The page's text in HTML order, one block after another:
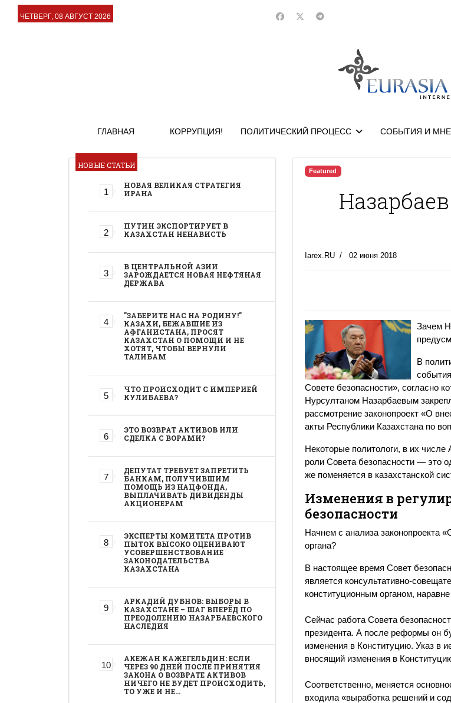
ЧЕТВЕРГ, 08 АВГУСТ 2026
ГЛАВНАЯ КОРРУПЦИЯ! ПОЛИТИЧЕСКИЙ ПРОЦЕСС СОБЫТИЯ И
НОВЫЕ СТАТЬИ
НОВАЯ ВЕЛИКАЯ СТРАТЕГИЯ
ИРАНА
ПУТИН ЭКСПОРТИРУЕТ В
КАЗАХСТАН НЕНАВИСТЬ
В ЦЕНТРАЛЬНОЙ АЗИИ
ЗАРОЖДАЕТСЯ НОВАЯ НЕФТЯНАЯ
ДЕРЖАВА
"ЗАБЕРИТЕ НАС НА РОДИНУ!"
КАЗАХИ, БЕЖАВШИЕ ИЗ
АФГАНИСТАНА, ПРОСЯТ
КАЗАХСТАН О ПОМОЩИ И НЕ
ХОТЯТ, ЧТОБЫ ВЕРНУЛИ
ТАЛИБАМ
ЧТО ПРОИСХОДИТ С ИМПЕРИЕЙ
КУЛИБАЕВА?
ЭТО ВОЗВРАТ АКТИВОВ ИЛИ
СДЕЛКА С ВОРАМИ?
ДЕПУТАТ ТРЕБУЕТ ЗАПРЕТИТЬ
БАНКАМ, ПОЛУЧИВШИМ
ПОМОЩЬ ИЗ НАЦФОНДА,
ВЫПЛАЧИВАТЬ ДИВИДЕНДЫ
АКЦИОНЕРАМ
ЭКСПЕРТЫ КОМИТЕТА ПРОТИВ
ПЫТОК ВЫСОКО ОЦЕНИВАЮТ
УСОВЕРШЕНСТВОВАНИЕ
ЗАКОНОДАТЕЛЬСТВА
КАЗАХСТАНА
АРКАДИЙ ДУБНОВ: ВЫБОРЫ В
КАЗАХСТАНЕ – ШАГ ВПЕРЁД ПО
ПРЕОДОЛЕНИЮ НАЗАРБАЕВСКОГО
НАСЛЕДИЯ
АКЕЖАН КАЖЕГЕЛЬДИН: ЕСЛИ
ЧЕРЕЗ 90 ДНЕЙ ПОСЛЕ ПРИНЯТИЯ
ЗАКОНА О ВОЗВРАТЕ АКТИВОВ
НИЧЕГО НЕ БУДЕТ ПРОИСХОДИТЬ,
ТО УЖЕ И НЕ…
Featured
Iarex.RU 02 июня 2018
Зачем
В
Совете безопасности», согласно
Нурсултаном Назарбаевым
рассмотрение законопроект «О
акты Республики Казахстана по
Некоторые политологи, в их
роли Совета безопасности — это
же поменяется в казахстанской
Изменения в
безопасности
Начнем с анализа законопроекта
органа?
В настоящее время Совет
является консультативно-
конституционным органом,
Сейчас работа Совета
президента. А после реформы он
изменения в Конституцию. Указ в
вносящий изменения в
Соответственно, меняется
входила «выработка решений и